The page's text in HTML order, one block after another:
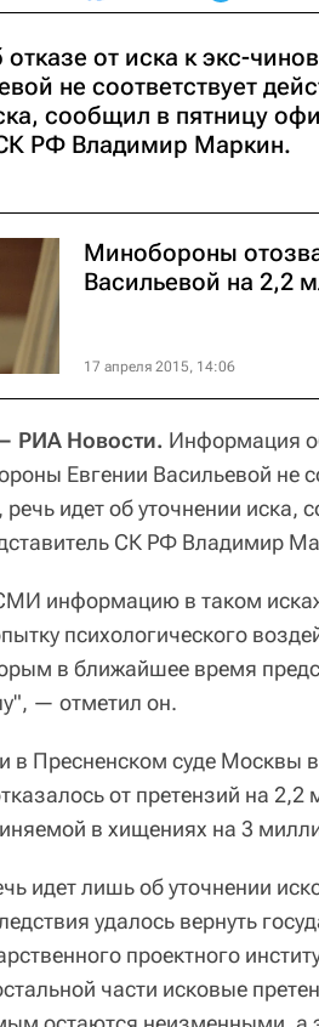
от иска к экс-
не соответствует
сообщил в пятницу
РФ Владимир Маркин.
Минобороны
Васильевой на 2,2
17 апреля 2015, 14:06
РИА Новости. Информация
Евгении Васильевой не
речь идет об уточнении иска,
СК РФ Владимир
информацию в таком
психологического
в ближайшее время
— отметил он.
в Пресненском суде Москвы
от претензий на 2,2
в хищениях на 3
идет лишь об уточнении
удалось вернуть
проектного
части исковые